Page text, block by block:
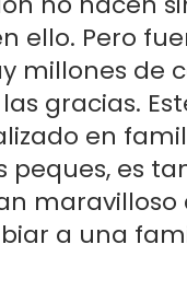
ello. Pero
millones de
gracias.
en
peques, es
maravilloso
a una